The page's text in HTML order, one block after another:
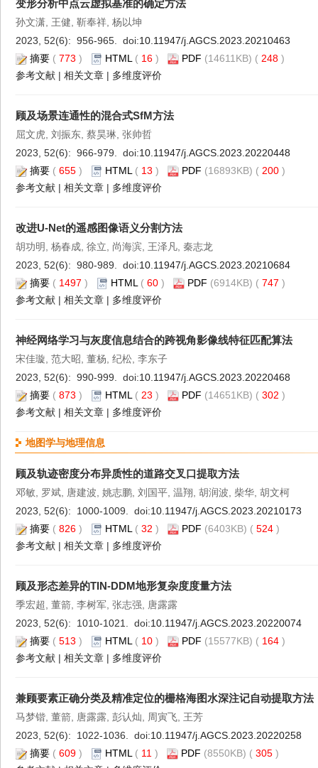
变形分析中点云虚拟基准的确定方法
孙文潇, 王健, 靳奉祥, 杨以坤
2023, 52(6): 956-965. doi:10.11947/j.AGCS.2023.20210463
摘要 ( 773 ) HTML ( 16 ) PDF (14611KB) ( 248 )
参考文献 | 相关文章 | 多维度评价
顾及场景连通性的混合式SfM方法
屈文虎, 刘振东, 蔡昊琳, 张帅哲
2023, 52(6): 966-979. doi:10.11947/j.AGCS.2023.20220448
摘要 ( 655 ) HTML ( 13 ) PDF (16893KB) ( 200 )
参考文献 | 相关文章 | 多维度评价
改进U-Net的遥感图像语义分割方法
胡功明, 杨春成, 徐立, 尚海滨, 王泽凡, 秦志龙
2023, 52(6): 980-989. doi:10.11947/j.AGCS.2023.20210684
摘要 ( 1497 ) HTML ( 60 ) PDF (6914KB) ( 747 )
参考文献 | 相关文章 | 多维度评价
神经网络学习与灰度信息结合的跨视角影像线特征匹配算法
宋佳璇, 范大昭, 董杨, 纪松, 李东子
2023, 52(6): 990-999. doi:10.11947/j.AGCS.2023.20220468
摘要 ( 873 ) HTML ( 23 ) PDF (14651KB) ( 302 )
参考文献 | 相关文章 | 多维度评价
地图学与地理信息
顾及轨迹密度分布异质性的道路交叉口提取方法
邓敏, 罗斌, 唐建波, 姚志鹏, 刘国平, 温翔, 胡润波, 柴华, 胡文柯
2023, 52(6): 1000-1009. doi:10.11947/j.AGCS.2023.20210173
摘要 ( 826 ) HTML ( 32 ) PDF (6403KB) ( 524 )
参考文献 | 相关文章 | 多维度评价
顾及形态差异的TIN-DDM地形复杂度度量方法
季宏超, 董箭, 李树军, 张志强, 唐露露
2023, 52(6): 1010-1021. doi:10.11947/j.AGCS.2023.20220074
摘要 ( 513 ) HTML ( 10 ) PDF (15577KB) ( 164 )
参考文献 | 相关文章 | 多维度评价
兼顾要素正确分类及精准定位的栅格海图水深注记自动提取方法
马梦锴, 董箭, 唐露露, 彭认灿, 周寅飞, 王芳
2023, 52(6): 1022-1036. doi:10.11947/j.AGCS.2023.20220258
摘要 ( 609 ) HTML ( 11 ) PDF (8550KB) ( 305 )